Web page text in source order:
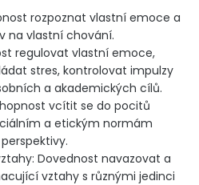
rozpoznat vlastní emoce a
na vlastní chování.
regulovat vlastní emoce,
stres, kontrolovat impulzy
a akademických cílů.
vcítit se do pocitů
a etickým normám
Dovednost navazovat a
vztahy s různými jedinci